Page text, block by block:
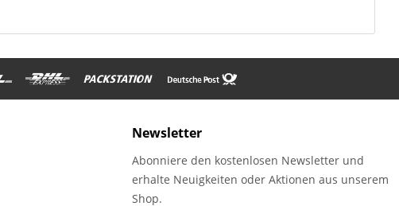
Newsletter
Abonniere den kostenlosen Newsletter und
erhalte Neuigkeiten oder Aktionen aus unserem
Shop.